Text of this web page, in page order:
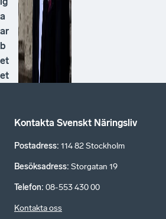
a
ar
b
et
et
Kontakta Svenskt Näringsliv
Postadress: 114 82 Stockholm
Besöksadress: Storgatan 19
Telefon: 08-553 430 00
Kontakta oss